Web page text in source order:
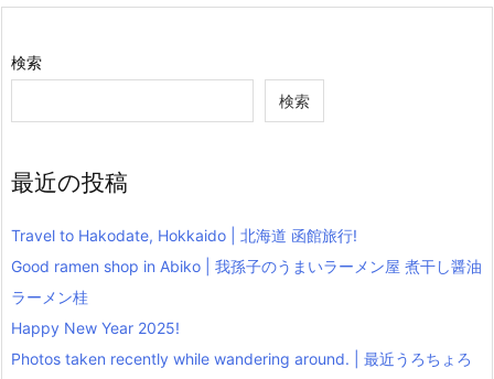
検索
検索
最近の投稿
Travel to Hakodate, Hokkaido | 北海道 函館旅行!
Good ramen shop in Abiko | 我孫子のうまいラーメン屋 煮干し醤油
ラーメン桂
Happy New Year 2025!
Photos taken recently while wandering around. | 最近うろちょろ